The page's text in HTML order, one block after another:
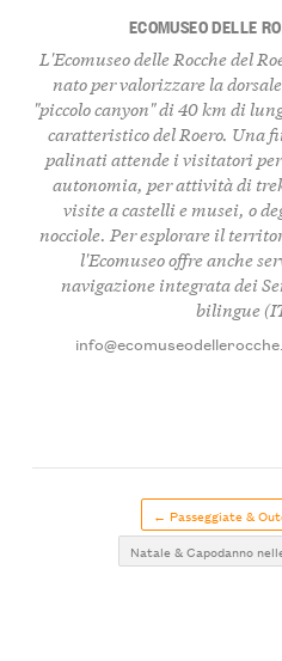
ECOMUSEO DELLE
L'Ecomuseo delle Rocche del
nato per valorizzare la
"piccolo canyon" di 40 km di
caratteristico del Roero. Una
palinati attende i visitatori
autonomia, per attività di
visite a castelli e musei, o
nocciole. Per esplorare il
l'Ecomuseo offre anche
navigazione integrata dei
bilingue
← Passeggiate &
Natale & Capodanno